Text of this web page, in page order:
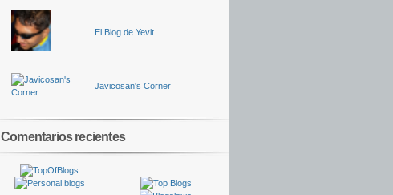
El Blog de Yevit
Javicosan's Corner
Comentarios recientes